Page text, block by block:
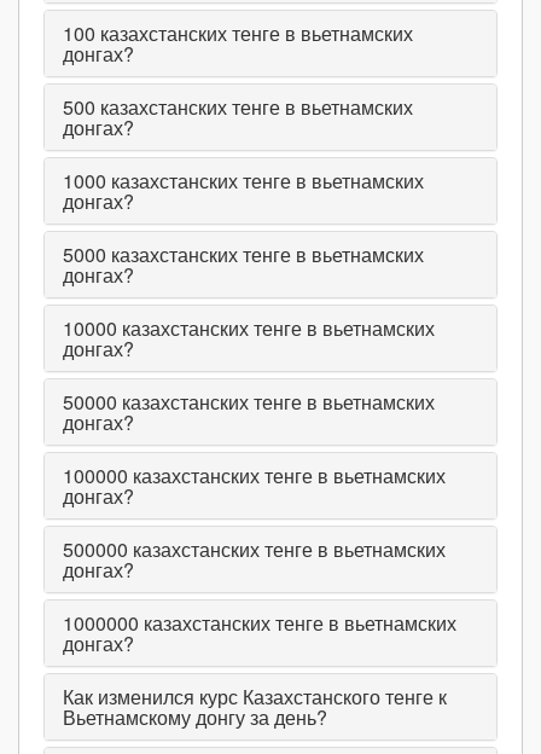
100 казахстанских тенге в вьетнамских
донгах?
500 казахстанских тенге в вьетнамских
донгах?
1000 казахстанских тенге в вьетнамских
донгах?
5000 казахстанских тенге в вьетнамских
донгах?
10000 казахстанских тенге в вьетнамских
донгах?
50000 казахстанских тенге в вьетнамских
донгах?
100000 казахстанских тенге в вьетнамских
донгах?
500000 казахстанских тенге в вьетнамских
донгах?
1000000 казахстанских тенге в вьетнамских
донгах?
Как изменился курс Казахстанского тенге к
Вьетнамскому донгу за день?